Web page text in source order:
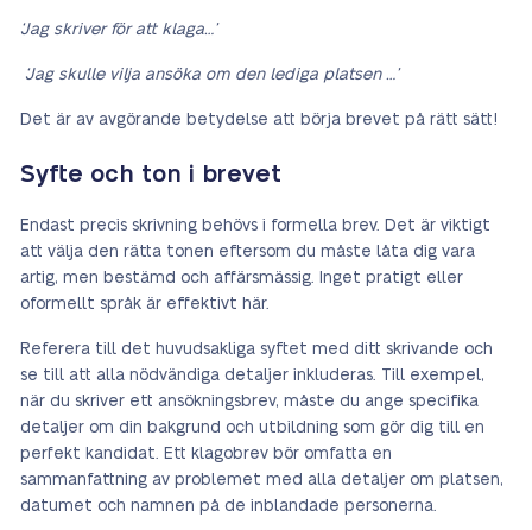
‘Jag skriver för att klaga…’
‘Jag skulle vilja ansöka om den lediga platsen …’
Det är av avgörande betydelse att börja brevet på rätt sätt!
Syfte och ton i brevet
Endast precis skrivning behövs i formella brev. Det är viktigt
att välja den rätta tonen eftersom du måste låta dig vara
artig, men bestämd och affärsmässig. Inget pratigt eller
oformellt språk är effektivt här.
Referera till det huvudsakliga syftet med ditt skrivande och
se till att alla nödvändiga detaljer inkluderas. Till exempel,
när du skriver ett ansökningsbrev, måste du ange specifika
detaljer om din bakgrund och utbildning som gör dig till en
perfekt kandidat. Ett klagobrev bör omfatta en
sammanfattning av problemet med alla detaljer om platsen,
datumet och namnen på de inblandade personerna.